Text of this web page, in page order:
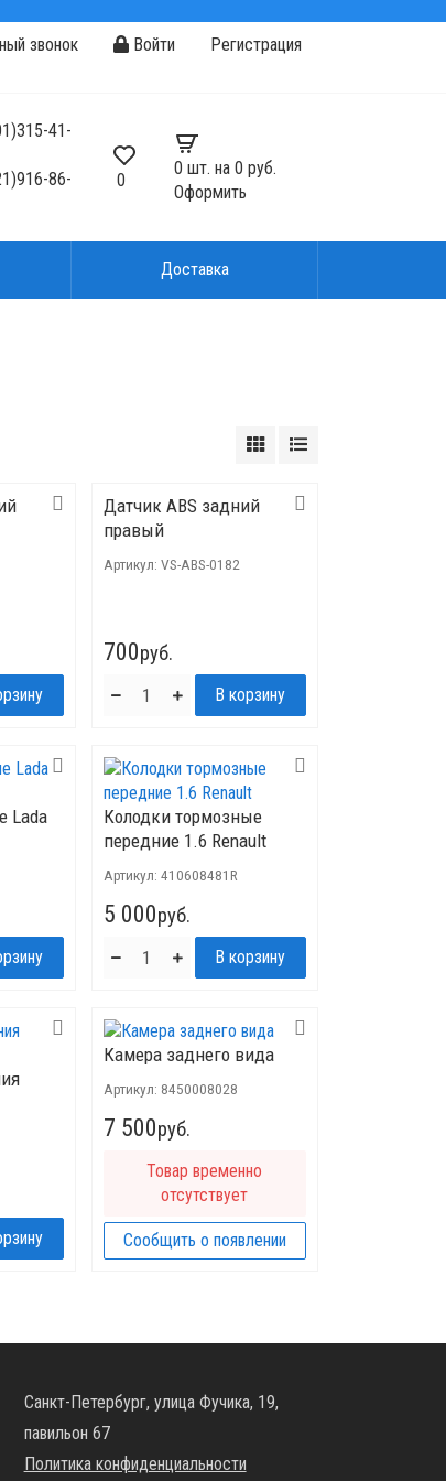
звонок Войти Регистрация
315-41-
916-86-
0
0 шт. на 0 руб.
Оформить
Доставка
Датчик ABS задний
правый
Артикул: VS-ABS-0182
700руб.
Lada
Колодки тормозные
передние 1.6 Renault
Артикул: 410608481R
5 000руб.
Камера заднего вида
Артикул: 8450008028
7 500руб.
Товар временно
отсутствует
Сообщить о появлении
Санкт-Петербург, улица Фучика, 19,
павильон 67
Политика конфиденциальности